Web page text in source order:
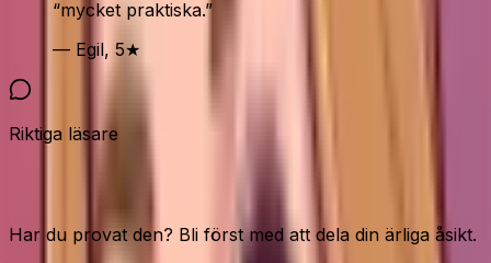
“mycket praktiska.”
— Egil, 5★
Riktiga läsare
Vår community
Har du provat den? Bli först med att dela din ärliga åsikt.